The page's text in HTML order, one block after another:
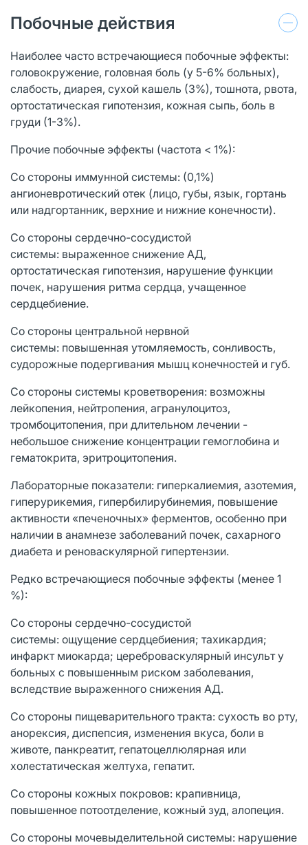
Побочные действия
Наиболее часто встречающиеся побочные эффекты:
головокружение, головная боль (у 5-6% больных),
слабость, диарея, сухой кашель (3%), тошнота, рвота,
ортостатическая гипотензия, кожная сыпь, боль в
груди (1-3%).
Прочие побочные эффекты (частота < 1%):
Со стороны иммунной системы: (0,1%)
ангионевротический отек (лицо, губы, язык, гортань
или надгортанник, верхние и нижние конечности).
Со стороны сердечно-сосудистой
системы: выраженное снижение АД,
ортостатическая гипотензия, нарушение функции
почек, нарушения ритма сердца, учащенное
сердцебиение.
Со стороны центральной нервной
системы: повышенная утомляемость, сонливость,
судорожные подергивания мышц конечностей и губ.
Со стороны системы кроветворения: возможны
лейкопения, нейтропения, агранулоцитоз,
тромбоцитопения, при длительном лечении -
небольшое снижение концентрации гемоглобина и
гематокрита, эритроцитопения.
Лабораторные показатели: гиперкалиемия, азотемия,
гиперурикемия, гипербилирубинемия, повышение
активности «печеночных» ферментов, особенно при
наличии в анамнезе заболеваний почек, сахарного
диабета и реноваскулярной гипертензии.
Редко встречающиеся побочные эффекты (менее 1
%):
Со стороны сердечно-сосудистой
системы: ощущение сердцебиения; тахикардия;
инфаркт миокарда; цереброваскулярный инсульт у
больных с повышенным риском заболевания,
вследствие выраженного снижения АД.
Со стороны пищеварительного тракта: сухость во рту,
анорексия, диспепсия, изменения вкуса, боли в
животе, панкреатит, гепатоцеллюлярная или
холестатическая желтуха, гепатит.
Со стороны кожных покровов: крапивница,
повышенное потоотделение, кожный зуд, алопеция.
Со стороны мочевыделительной системы: нарушение